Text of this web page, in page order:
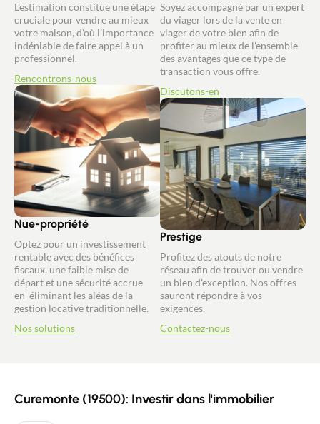
L'estimation constitue une étape
cruciale pour vendre au mieux
votre maison, d'où l'importance
indéniable de faire appel à un
professionnel.
Rencontrons-nous
Nue-propriété
Optez pour un investissement
rentable avec des bénéfices
fiscaux, une faible mise de
départ et une sécurité accrue
en éliminant les aléas de la
gestion locative traditionnelle.
Nos solutions
Soyez accompagné par un expert
du viager lors de la vente en
viager de votre bien afin de
profiter au mieux de l'ensemble
des avantages que ce type de
transaction vous offre.
Discutons-en
Prestige
Profitez des atouts de notre
réseau afin de trouver ou vendre
un bien d'exception. Nos offres
sauront répondre à vos
exigences.
Contactez-nous
Curemonte (19500): Investir dans l'immobilier